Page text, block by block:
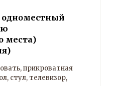
места)
прикроватная
стул, телевизор,